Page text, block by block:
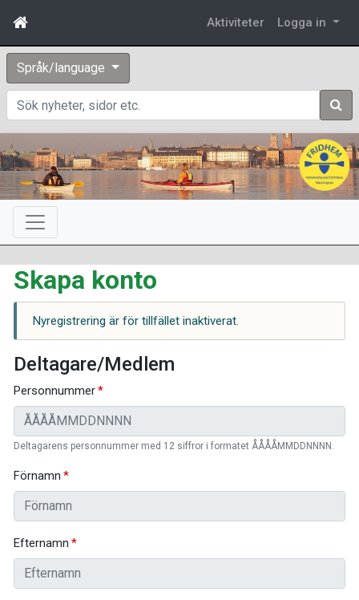
Aktiviteter Logga in
Språk/language
Sök
Skapa konto
Nyregistrering är för tillfället inaktiverat.
Deltagare/Medlem
Personnummer
Deltagarens personnummer med 12 siffror i formatet ÅÅÅÅMMDDNNNN.
Förnamn
Efternamn